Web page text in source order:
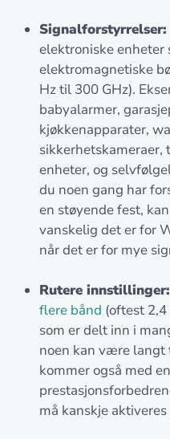
Signalforstyrrelser:
elektroniske enheter
elektromagnetiske
Hz til 300 GHz).
babyalarmer,
kjøkkenapparater,
enheter, og
du noen gang har
en støyende fest,
vanskelig det er for
når det er for mye
Rutere innstillinger:
flere bånd (oftest 2,4
som er delt inn i
noen kan være langt
kommer også med
må kanskje